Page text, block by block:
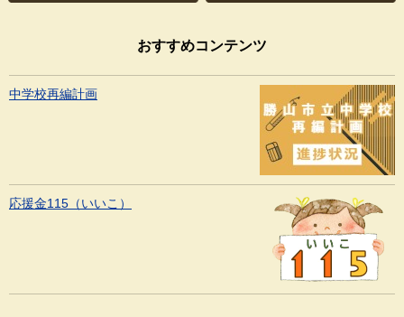
おすすめコンテンツ
中学校再編計画
応援金115（いいこ）